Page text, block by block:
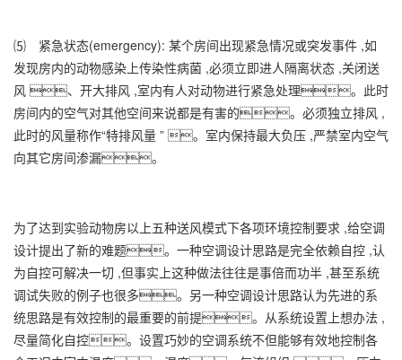
⑸ 紧急状态(emergency): 某个房间出现紧急情况或突发事件 ,如
发现房内的动物感染上传染性病菌 ,必须立即进人隔离状态 ,关闭送
风 、开大排风 ,室内有人对动物进行紧急处理。此时
房间内的空气对其他空间来说都是有害的。必须独立排风 ,
此时的风量称作“特排风量 ” 。室内保持最大负压 ,严禁室内空气
向其它房间渗漏。
为了达到实验动物房以上五种送风模式下各项环境控制要求 ,给空调
设计提出了新的难题。一种空调设计思路是完全依赖自控 ,认
为自控可解决一切 ,但事实上这种做法往往是事倍而功半 ,甚至系统
调试失败的例子也很多。另一种空调设计思路认为先进的系
统思路是有效控制的最重要的前提。从系统设置上想办法 ,
尽量简化自控。设置巧妙的空调系统不但能够有效地控制各